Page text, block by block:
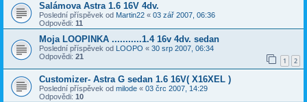
Salámova Astra 1.6 16V 4dv.
Poslední příspěvek od Martin22 « 03 zář 2007, 06:36
Odpovědi: 11
Moja LOOPINKA ...........1.4 16v 4dv. sedan
Poslední příspěvek od LOOPO « 30 srp 2007, 06:34
Odpovědi: 21 1 2
Customizer- Astra G sedan 1.6 16V( X16XEL )
Poslední příspěvek od milode « 03 črc 2007, 14:29
Odpovědi: 10